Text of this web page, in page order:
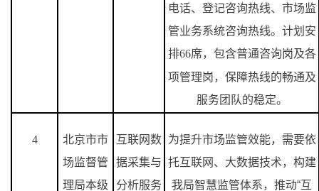
电话、登记咨询热线、市场监
管业务系统咨询热线。计划安
排66席，包含普通咨询岗及各
项管理岗，保障热线的畅通及
服务团队的稳定。
4
北京市市
场监督管
理局本级
互联网数
据采集与
分析服务
为提升市场监管效能，需要依
托互联网、大数据技术，构建
我局智慧监管体系，推动“互